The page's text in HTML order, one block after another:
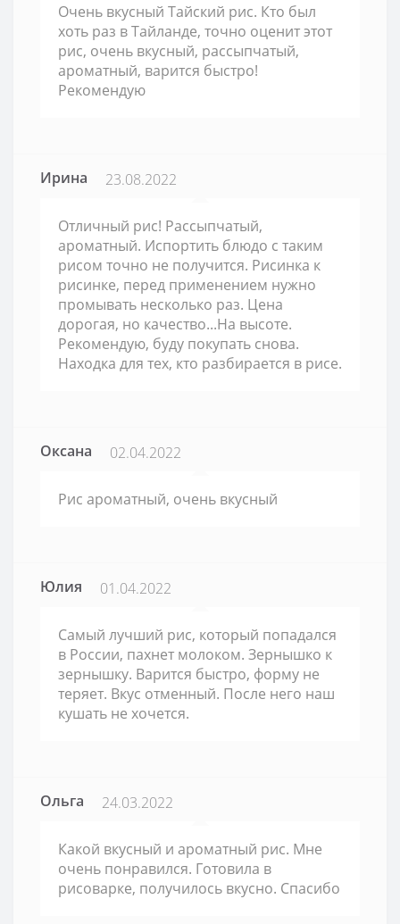
Очень вкусный Тайский рис. Кто был
хоть раз в Тайланде, точно оценит этот
рис, очень вкусный, рассыпчатый,
ароматный, варится быстро!
Рекомендую
Ирина 23.08.2022
Отличный рис! Рассыпчатый,
ароматный. Испортить блюдо с таким
рисом точно не получится. Рисинка к
рисинке, перед применением нужно
промывать несколько раз. Цена
дорогая, но качество...На высоте.
Рекомендую, буду покупать снова.
Находка для тех, кто разбирается в рисе.
Оксана 02.04.2022
Рис ароматный, очень вкусный
Юлия 01.04.2022
Самый лучший рис, который попадался
в России, пахнет молоком. Зернышко к
зернышку. Варится быстро, форму не
теряет. Вкус отменный. После него наш
кушать не хочется.
Ольга 24.03.2022
Какой вкусный и ароматный рис. Мне
очень понравился. Готовила в
рисоварке, получилось вкусно. Спасибо